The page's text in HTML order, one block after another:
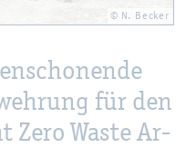
© N. Be­cker
für den
Zero Waste Ar­